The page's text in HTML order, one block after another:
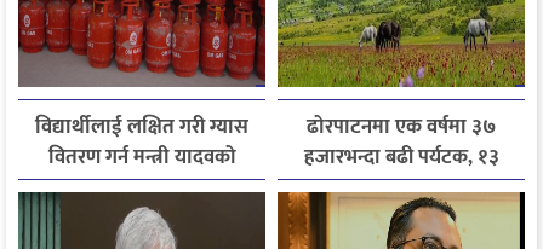
विद्यार्थीलाई लक्षित गरी ग्यास
वितरण गर्न मन्त्री यादवको
निर्देशन
ढोरपाटनमा एक वर्षमा ३७
हजारभन्दा बढी पर्यटक, १३
हजारले बढ्यो आगमन